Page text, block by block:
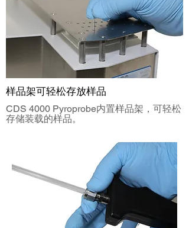
样品架可轻松存放样品
CDS 4000 Pyroprobe内置样品架，可轻松
存储装载的样品。